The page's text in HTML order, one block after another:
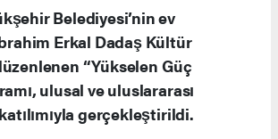
Belediyesi’nin ev
Erkal Dadaş Kültür
“Yükselen Güç
ulusal ve uluslararası
gerçekleştirildi.